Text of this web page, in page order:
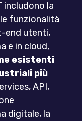
includono la
funzionalità
end utenti,
e in cloud,
esistenti
più
API,
digitale, la